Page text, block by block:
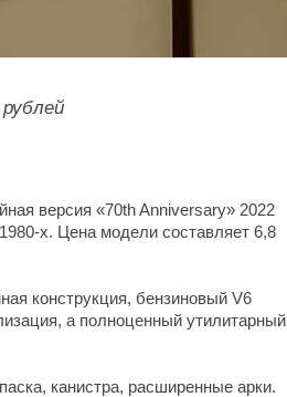
версия «70th Anniversary» 2022
х. Цена модели составляет 6,8
конструкция, бензиновый V6
а полноценный утилитарный
канистра, расширенные арки.